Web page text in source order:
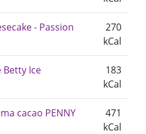
- Passion
270
kCal
Betty Ice
183
kCal
cacao PENNY
471
kCal